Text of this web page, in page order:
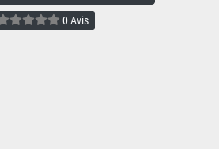
0 Avis